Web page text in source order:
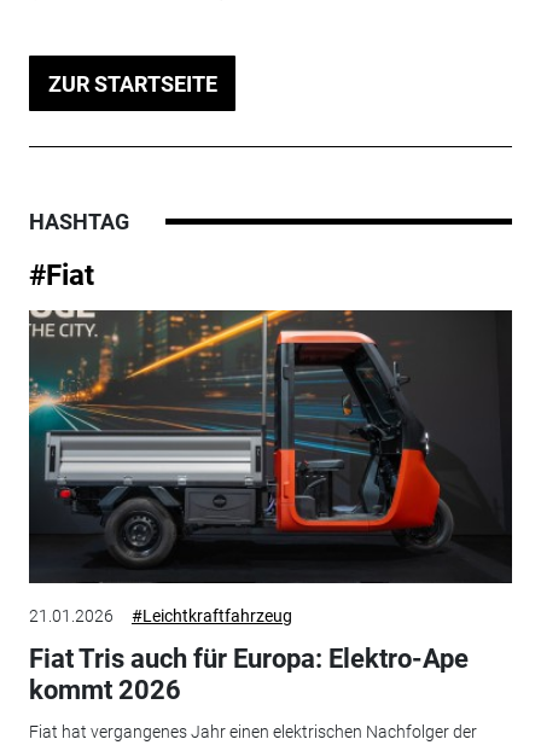
ZUR STARTSEITE
HASHTAG
#Fiat
21.01.2026 #Leichtkraftfahrzeug
Fiat Tris auch für Europa: Elektro-Ape
kommt 2026
Fiat hat vergangenes Jahr einen elektrischen Nachfolger der